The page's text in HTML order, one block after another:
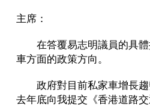
主席：
在答覆易志明議員的具體
車方面的政策方向。
政府對目前私家車增長趨
去年底向我提交《香港道路